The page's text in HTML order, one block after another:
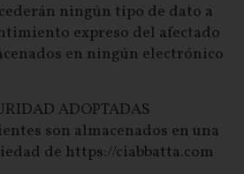
ningún tipo de dato a
expreso del afectado
en ningún electrónico
ADOPTADAS
son almacenados en una
de https://ciabbatta.com